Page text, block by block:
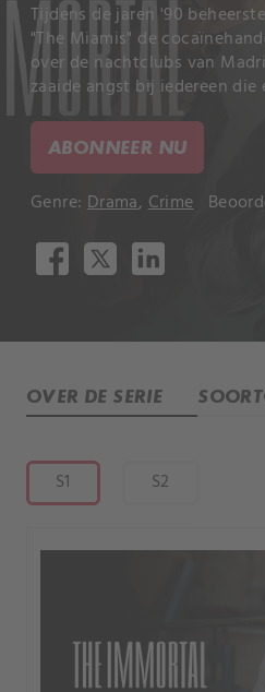
Tijdens de jaren '90
"The Miamis" de
over de nachtclubs van
zaaide angst bij iedereen die
ABONNEER NU
Genre: Drama, Crime
OVER DE SERIE
S1 S2